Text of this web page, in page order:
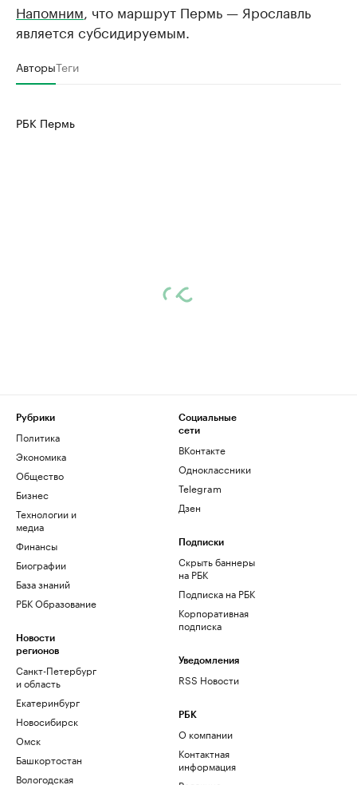
Напомним , что маршрут Пермь — Ярославль
является субсидируемым.
АвторыТеги
РБК Пермь
Рубрики
Политика
Экономика
Общество
Бизнес
Технологии и
медиа
Финансы
Биографии
База знаний
РБК Образование
Новости
регионов
Санкт-Петербург
и область
Екатеринбург
Новосибирск
Омск
Башкортостан
Вологодская
Социальные
сети
ВКонтакте
Одноклассники
Telegram
Дзен
Подписки
Скрыть баннеры
на РБК
Подписка на РБК
Корпоративная
подписка
Уведомления
RSS Новости
РБК
О компании
Контактная
информация